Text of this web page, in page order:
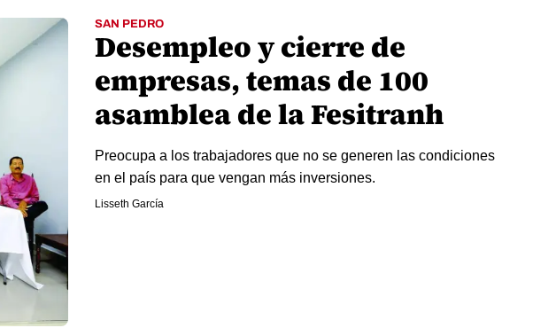
SAN PEDRO
Desempleo y cierre de
empresas, temas de 100
asamblea de la Fesitranh
Preocupa a los trabajadores que no se generen las condiciones
en el país para que vengan más inversiones.
Lisseth García